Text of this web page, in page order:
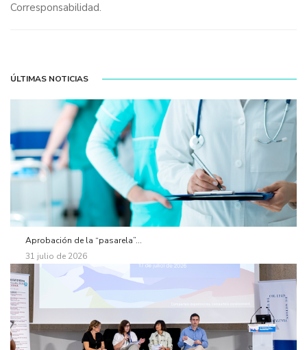
Corresponsabilidad.
ÚLTIMAS NOTICIAS
Aprobación de la “pasarela”...
31 julio de 2026